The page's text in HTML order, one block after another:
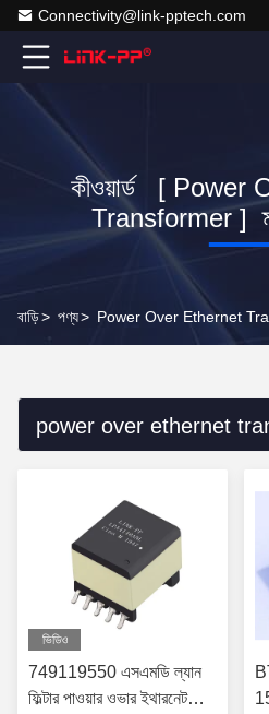
Connectivity@link-pptech.com
কীওয়ার্ড [ Power
Transformer ]
বাড়ি> পণ্য> Power Over Ethernet
power over ethernet
ভিডিও
749119550 এসএমডি ল্যান
ফিল্টার পাওয়ার ওভার ইথারনেট